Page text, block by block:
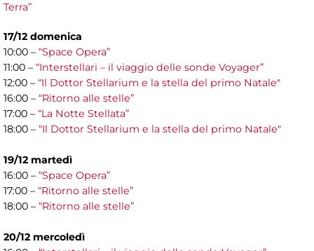
Terra”
17/12 domenica
10:00 – “Space Opera”
11:00 – “Interstellari – il viaggio delle sonde Voyager”
12:00 – “Il Dottor Stellarium e la stella del primo Natale"
16:00 – “Ritorno alle stelle”
17:00 – “La Notte Stellata”
18:00 – “Il Dottor Stellarium e la stella del primo Natale"
19/12 martedì
16:00 – “Space Opera”
17:00 – “Ritorno alle stelle”
18:00 – “Ritorno alle stelle”
20/12 mercoledì